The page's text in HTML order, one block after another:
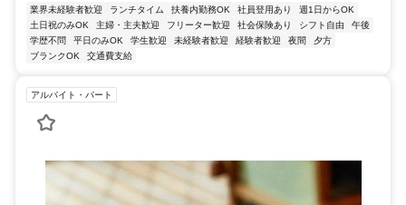
業界未経験者歓迎 ランチタイム 扶養内勤務OK 社員登用あり
週1日からOK
土日祝のみOK
主婦・主夫歓迎 フリーター歓迎 社会保険あり シフト自由
午後
学歴不問
平日のみOK 学生歓迎 未経験者歓迎 経験者歓迎 夜間
夕方
ブランクOK
交通費支給
アルバイト・パート